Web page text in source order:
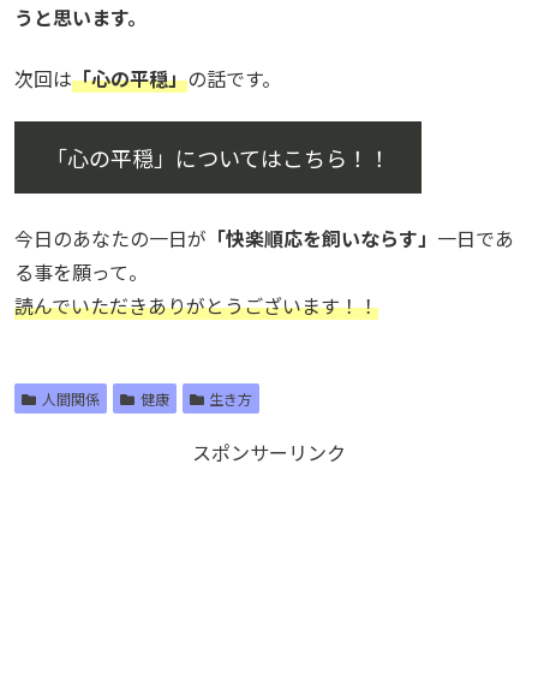
うと思います。
次回は「心の平穏」の話です。
「心の平穏」についてはこちら！！
今日のあなたの一日が 「快楽順応を飼いならす」 一日であ
る事を願って。
読んでいただきありがとうございます！！
人間関係 健康 生き方
スポンサーリンク